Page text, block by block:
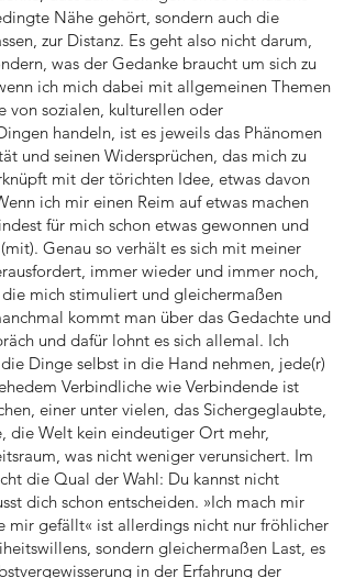
Nähe gehört, sondern auch die
zur Distanz. Es geht also nicht darum,
was der Gedanke braucht um sich zu
ich mich dabei mit allgemeinen Themen
von sozialen, kulturellen oder
handeln, ist es jeweils das Phänomen
und seinen Widersprüchen, das mich zu
mit der törichten Idee, etwas davon
ich mir einen Reim auf etwas machen
für mich schon etwas gewonnen und
Genau so verhält es sich mit meiner
immer wieder und immer noch,
mich stimuliert und gleichermaßen
kommt man über das Gedachte und
und dafür lohnt es sich allemal. Ich
Dinge selbst in die Hand nehmen, jede(r)
Verbindliche wie Verbindende ist
einer unter vielen, das Sichergeglaubte,
die Welt kein eindeutiger Ort mehr,
was nicht weniger verunsichert. Im
die Qual der Wahl: Du kannst nicht
dich schon entscheiden. »Ich mach mir
mir gefällt« ist allerdings nicht nur fröhlicher
sondern gleichermaßen Last, es
in der Erfahrung der